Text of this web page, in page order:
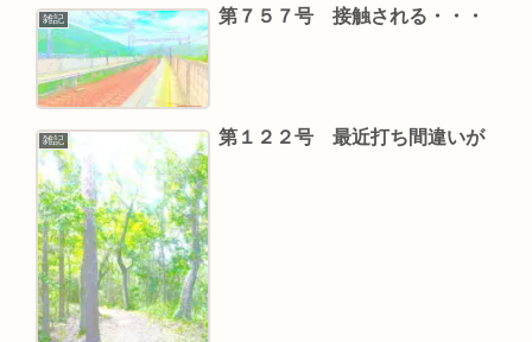
雑記 第７５７号 接触される・・・
雑記 第１２２号 最近打ち間違いが